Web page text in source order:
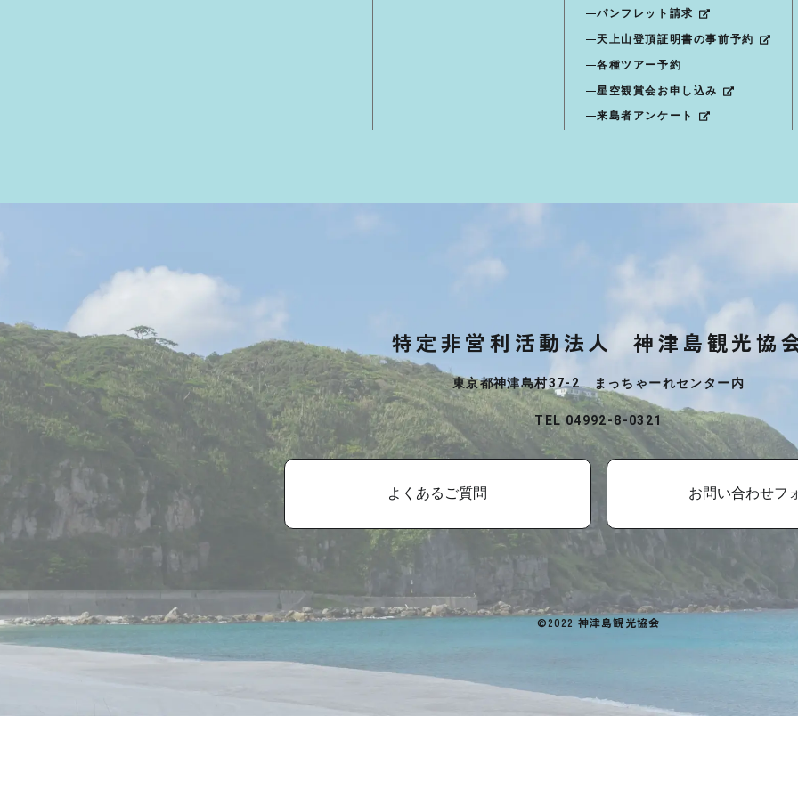
パンフレット請求
天上山登頂証明書の事前予約
各種ツアー予約
星空観賞会お申し込み
来島者アンケート
特定非営利活動法人 神津島観光協
東京都神津島村37-2 まっちゃーれセンター内
TEL 04992-8-0321
よくあるご質問 お問い合わせフ
©2022 神津島観光協会